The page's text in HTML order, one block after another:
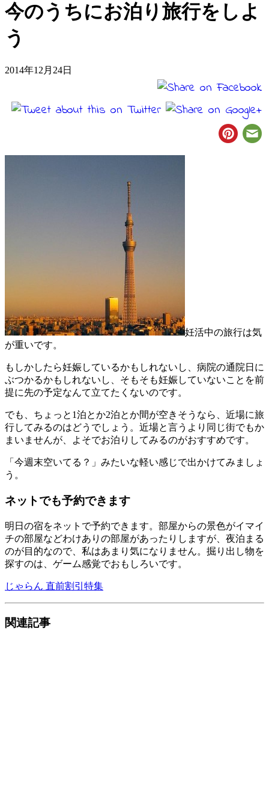
今のうちにお泊り旅行をしよ
う
2014年12月24日
妊活中の旅行は気
が重いです。
もしかしたら妊娠しているかもしれないし、病院の通院日に
ぶつかるかもしれないし、そもそも妊娠していないことを前
提に先の予定なんて立てたくないのです。
でも、ちょっと1泊とか2泊とか間が空きそうなら、近場に旅
行してみるのはどうでしょう。近場と言うより同じ街でもか
まいませんが、よそでお泊りしてみるのがおすすめです。
「今週末空いてる？」みたいな軽い感じで出かけてみましょ
う。
ネットでも予約できます
明日の宿をネットで予約できます。部屋からの景色がイマイ
チの部屋などわけありの部屋があったりしますが、夜泊まる
のが目的なので、私はあまり気になりません。掘り出し物を
探すのは、ゲーム感覚でおもしろいです。
じゃらん 直前割引特集
関連記事